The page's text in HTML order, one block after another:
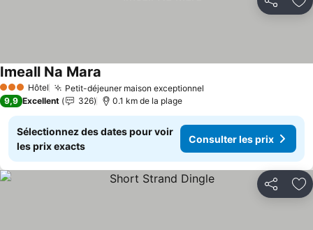
Partager
3 ÉtoilesHôtel Petit-déjeuner maison exceptionnel
Imeall Na Mara
9,9 Excellent 326 0.1 km de la plage
Sélectionnez des dates pour voir
les prix exacts
Consulter les prix
Partager